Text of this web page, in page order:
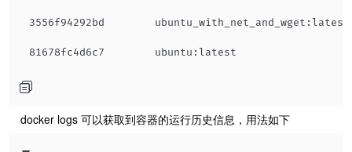
3556f94292bd
​ docker logs 可以获取到容器的运行历史信息，用法如下